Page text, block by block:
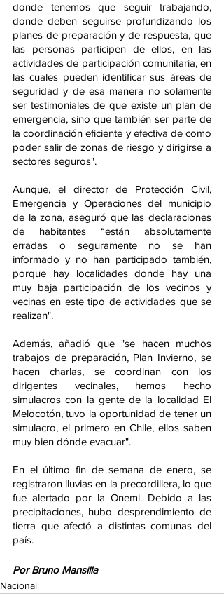
donde tenemos que seguir trabajando,
donde deben seguirse profundizando los
planes de preparación y de respuesta, que
las personas participen de ellos, en las
actividades de participación comunitaria, en
las cuales pueden identificar sus áreas de
seguridad y de esa manera no solamente
ser testimoniales de que existe un plan de
emergencia, sino que también ser parte de
la coordinación eficiente y efectiva de como
poder salir de zonas de riesgo y dirigirse a
sectores seguros".
Aunque, el director de Protección Civil,
Emergencia y Operaciones del municipio
de la zona, aseguró que las declaraciones
de habitantes “están absolutamente
erradas o seguramente no se han
informado y no han participado también,
porque hay localidades donde hay una
muy baja participación de los vecinos y
vecinas en este tipo de actividades que se
realizan".
Además, añadió que "se hacen muchos
trabajos de preparación, Plan Invierno, se
hacen charlas, se coordinan con los
dirigentes vecinales, hemos hecho
simulacros con la gente de la localidad El
Melocotón, tuvo la oportunidad de tener un
simulacro, el primero en Chile, ellos saben
muy bien dónde evacuar".
En el último fin de semana de enero, se
registraron lluvias en la precordillera, lo que
fue alertado por la Onemi. Debido a las
precipitaciones, hubo desprendimiento de
tierra que afectó a distintas comunas del
país.
Por Bruno Mansilla
Nacional